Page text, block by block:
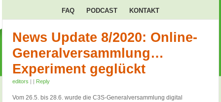
FAQ PODCAST KONTAKT
News Update 8/2020: Online-
Generalversammlung…
Experiment geglückt
editors | | Reply
Vom 26.5. bis 28.6. wurde die C3S-Generalversammlung digital